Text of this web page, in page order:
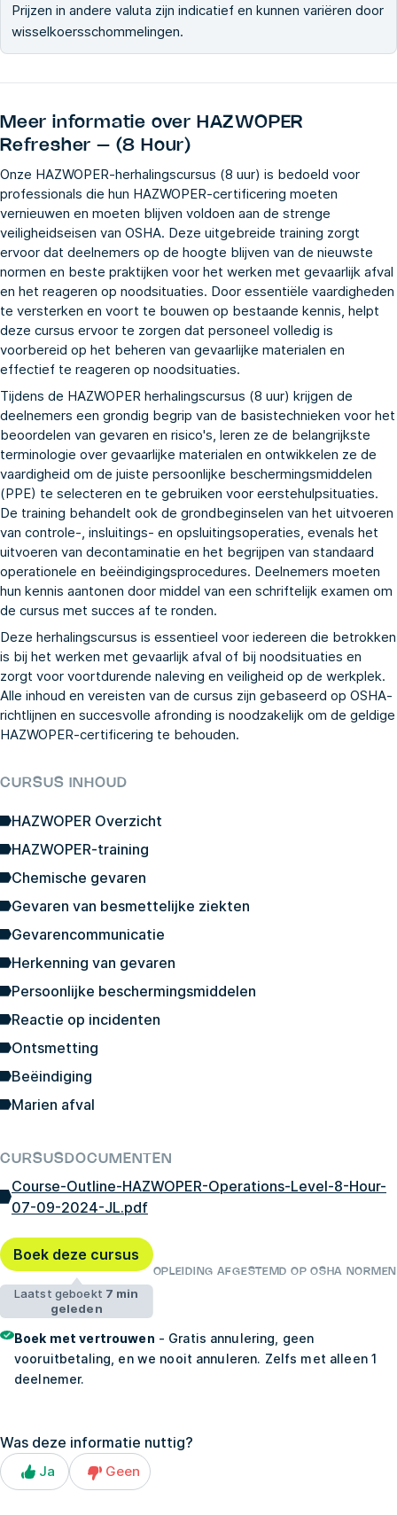
Prijzen in andere valuta zijn indicatief en kunnen variëren door
wisselkoersschommelingen.
Meer informatie over HAZWOPER
Refresher – (8 Hour)
Onze HAZWOPER-herhalingscursus (8 uur) is bedoeld voor
professionals die hun HAZWOPER-certificering moeten
vernieuwen en moeten blijven voldoen aan de strenge
veiligheidseisen van OSHA. Deze uitgebreide training zorgt
ervoor dat deelnemers op de hoogte blijven van de nieuwste
normen en beste praktijken voor het werken met gevaarlijk afval
en het reageren op noodsituaties. Door essentiële vaardigheden
te versterken en voort te bouwen op bestaande kennis, helpt
deze cursus ervoor te zorgen dat personeel volledig is
voorbereid op het beheren van gevaarlijke materialen en
effectief te reageren op noodsituaties.
Tijdens de HAZWOPER herhalingscursus (8 uur) krijgen de
deelnemers een grondig begrip van de basistechnieken voor het
beoordelen van gevaren en risico's, leren ze de belangrijkste
terminologie over gevaarlijke materialen en ontwikkelen ze de
vaardigheid om de juiste persoonlijke beschermingsmiddelen
(PPE) te selecteren en te gebruiken voor eerstehulpsituaties.
De training behandelt ook de grondbeginselen van het uitvoeren
van controle-, insluitings- en opsluitingsoperaties, evenals het
uitvoeren van decontaminatie en het begrijpen van standaard
operationele en beëindigingsprocedures. Deelnemers moeten
hun kennis aantonen door middel van een schriftelijk examen om
de cursus met succes af te ronden.
Deze herhalingscursus is essentieel voor iedereen die betrokken
is bij het werken met gevaarlijk afval of bij noodsituaties en
zorgt voor voortdurende naleving en veiligheid op de werkplek.
Alle inhoud en vereisten van de cursus zijn gebaseerd op OSHA-
richtlijnen en succesvolle afronding is noodzakelijk om de geldige
HAZWOPER-certificering te behouden.
CURSUS INHOUD
HAZWOPER Overzicht
HAZWOPER-training
Chemische gevaren
Gevaren van besmettelijke ziekten
Gevarencommunicatie
Herkenning van gevaren
Persoonlijke beschermingsmiddelen
Reactie op incidenten
Ontsmetting
Beëindiging
Marien afval
CURSUSDOCUMENTEN
Course-Outline-HAZWOPER-Operations-Level-8-Hour-
07-09-2024-JL.pdf
Boek deze cursus
Laatst geboekt 7 min
geleden
OPLEIDING AFGESTEMD OP OSHA NORMEN
Boek met vertrouwen - Gratis annulering, geen
vooruitbetaling, en we nooit annuleren. Zelfs met alleen 1
deelnemer.
Was deze informatie nuttig?
Ja Geen